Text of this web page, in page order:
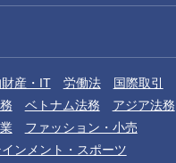
産・IT 労働法
国際取引
ベトナム法務
アジア法務
ファッション・小売
ンメント・スポーツ